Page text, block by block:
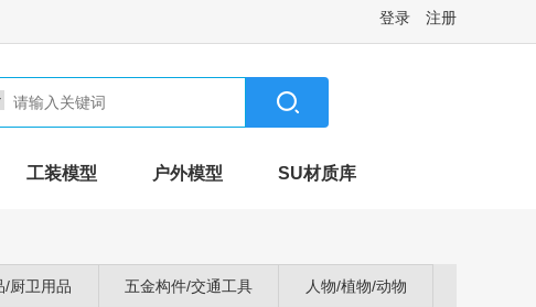
登录 注册
工装模型 户外模型 SU材质库
/厨卫用品 五金构件/交通工具 人物/植物/动物